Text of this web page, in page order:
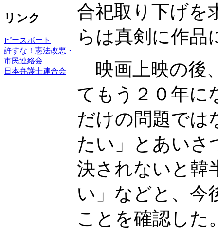
リンク
ピースボート
許すな！憲法改悪・
市民連絡会
日本弁護士連合会
合祀取り下げを
らは真剣に作品
映画上映の後
てもう２０年に
だけの問題では
たい」とあいさ
決されないと韓
い」などと、今
ことを確認した